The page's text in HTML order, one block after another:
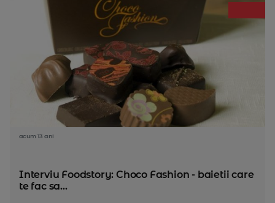
acum 13 ani
Interviu Foodstory: Choco Fashion - baietii care
te fac sa...